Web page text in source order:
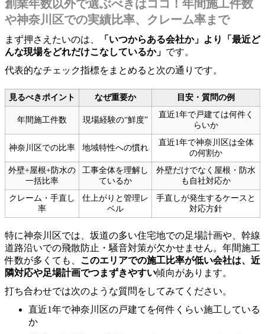
創業年数以外で選ぶべきはココ！年間施工件数
や神奈川区での実績比率、クレーム率まで
まず押さえたいのは、
「いつからある会社か」より「最近ど
んな現場をどれだけこなしているか」 です。
代表的なチェック指標をまとめると次の通りです。
見るべきポイント なぜ重要か 目安・質問の例
年間施工件数 現場経験の“鮮度”
直近1年で戸建ては何件く
らいか
神奈川区での比率 地域特性への慣れ
直近1年で神奈川区は全体
の何割か
外壁+屋根+防水の
一括比率
工事全体を理解し
ているか
外壁だけでなく屋根・防水
も自社対応か
クレーム・手直し
率
仕上がりと管理レ
ベル
手直しが発生するケースと
対応方針
特に神奈川区では、坂道の多い住宅地での足場計画や、幹線
道路沿いでの飛散防止・騒音対策が欠かせません。年間施工
件数が多くても、 このエリアでの施工比率が低い会社は、近
隣対応や足場計画でつまずきやすい傾向があります。
打ち合わせでは次のような質問をしてみてください。
直近1年で神奈川区の戸建てを何件くらい施工している
か